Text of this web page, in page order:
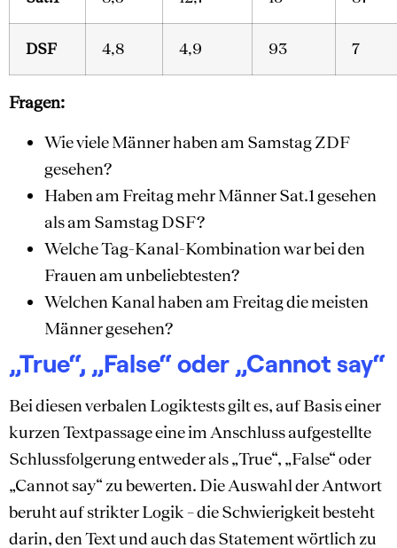
DSF 4,8 4,9 93 7
Fragen:
Wie viele Männer haben am Samstag ZDF
gesehen?
Haben am Freitag mehr Männer Sat.1 gesehen
als am Samstag DSF?
Welche Tag-Kanal-Kombination war bei den
Frauen am unbeliebtesten?
Welchen Kanal haben am Freitag die meisten
Männer gesehen?
„True“, „False“ oder „Cannot say“
Bei diesen verbalen Logiktests gilt es, auf Basis einer
kurzen Textpassage eine im Anschluss aufgestellte
Schlussfolgerung entweder als „True“, „False“ oder
„Cannot say“ zu bewerten. Die Auswahl der Antwort
beruht auf strikter Logik – die Schwierigkeit besteht
darin, den Text und auch das Statement wörtlich zu